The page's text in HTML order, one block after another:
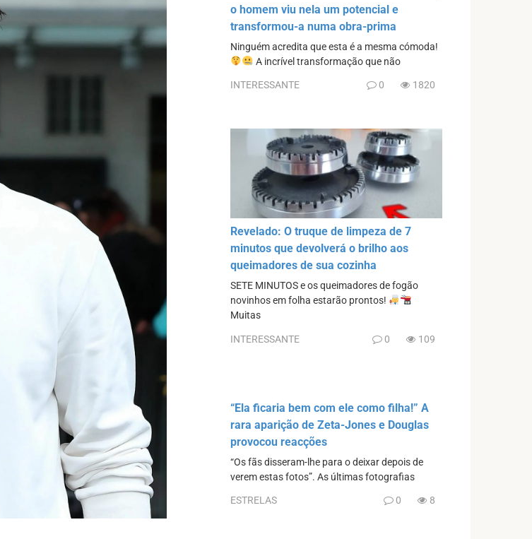
o homem viu nela um potencial e
transformou-a numa obra-prima
Ninguém acredita que esta é a mesma cómoda!
A incrível transformação que não
INTERESSANTE 0 1820
Revelado: O truque de limpeza de 7
minutos que devolverá o brilho aos
queimadores de sua cozinha
SETE MINUTOS e os queimadores de fogão
novinhos em folha estarão prontos!
Muitas
INTERESSANTE 0 109
“Ela ficaria bem com ele como filha!” A
rara aparição de Zeta-Jones e Douglas
provocou reacções
“Os fãs disseram-lhe para o deixar depois de
verem estas fotos”. As últimas fotografias
ESTRELAS 0 8